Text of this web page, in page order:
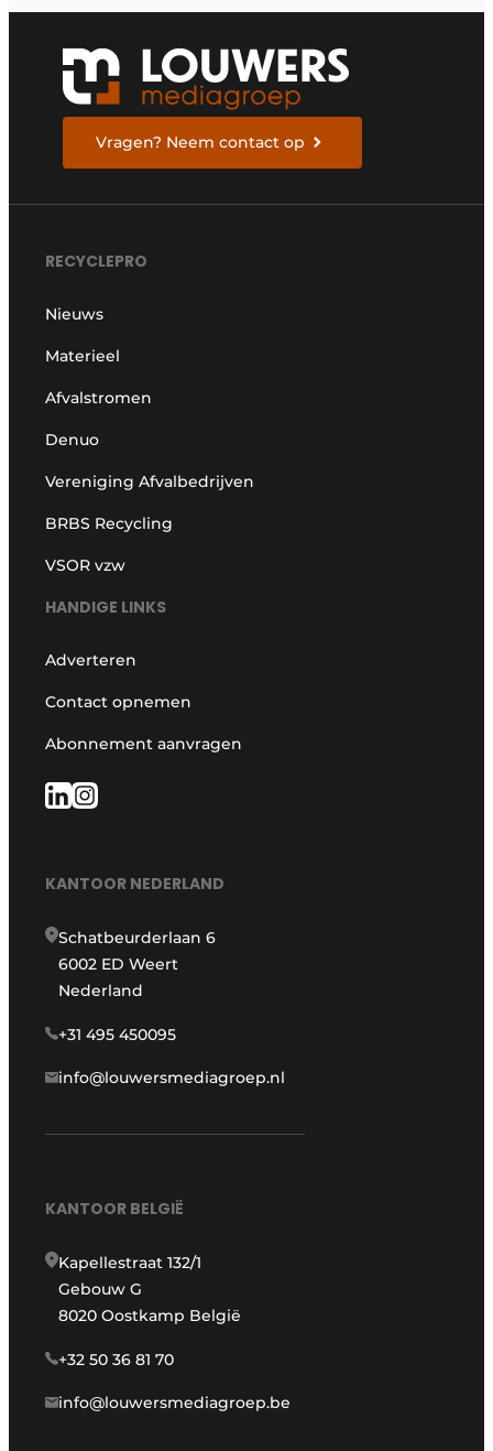
Vragen? Neem contact op
RECYCLEPRO
Nieuws
Materieel
Afvalstromen
Denuo
Vereniging Afvalbedrijven
BRBS Recycling
VSOR vzw
HANDIGE LINKS
Adverteren
Contact opnemen
Abonnement aanvragen
KANTOOR NEDERLAND
Schatbeurderlaan 6
6002 ED Weert
Nederland
+31 495 450095
info@louwersmediagroep.nl
KANTOOR BELGIË
Kapellestraat 132/1
Gebouw G
8020 Oostkamp België
+32 50 36 81 70
info@louwersmediagroep.be